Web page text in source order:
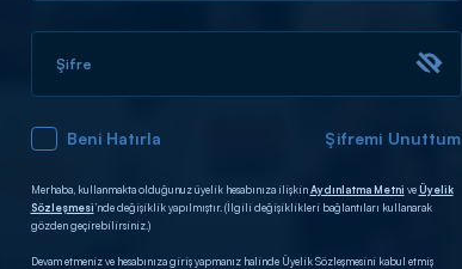
Şifre
Beni Hatırla Şifremi Unuttum
Merhaba, kullanmakta olduğunuz üyelik hesabınıza ilişkinAydınlatma Metni veÜyelik
Sözleşmesi’nde değişiklik yapılmıştır. (İlgili değişiklikleri bağlantıları kullanarak
gözden geçirebilirsiniz.)
Devam etmeniz ve hesabınıza giriş yapmanız halinde Üyelik Sözleşmesini kabul etmiş